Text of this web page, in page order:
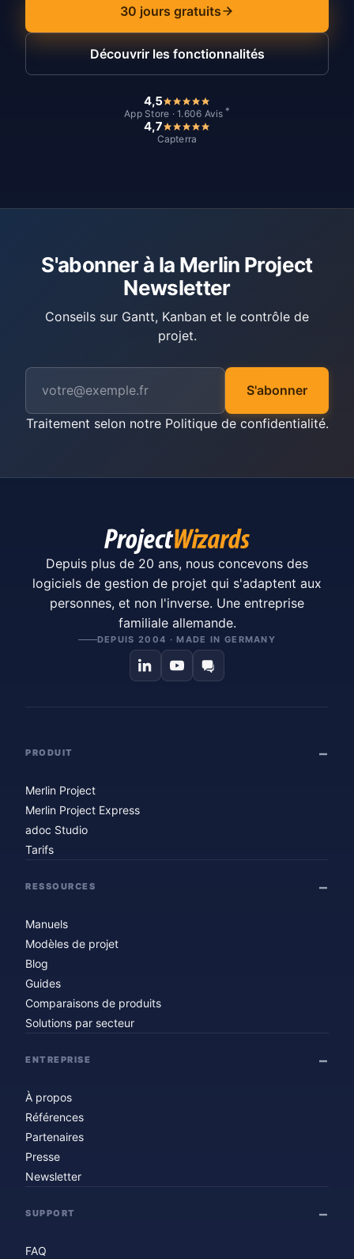
30 jours gratuits
Découvrir les fonctionnalités
4,5
App Store · 1.606 Avis *
4,7
Capterra
S'abonner à la Merlin Project
Newsletter
Conseils sur Gantt, Kanban et le contrôle de
projet.
S'abonner
Traitement selon notre Politique de confidentialité.
Depuis plus de 20 ans, nous concevons des
logiciels de gestion de projet qui s'adaptent aux
personnes, et non l'inverse. Une entreprise
familiale allemande.
DEPUIS 2004 · MADE IN GERMANY
PRODUIT
Merlin Project
Merlin Project Express
adoc Studio
Tarifs
RESSOURCES
Manuels
Modèles de projet
Blog
Guides
Comparaisons de produits
Solutions par secteur
ENTREPRISE
À propos
Références
Partenaires
Presse
Newsletter
SUPPORT
FAQ